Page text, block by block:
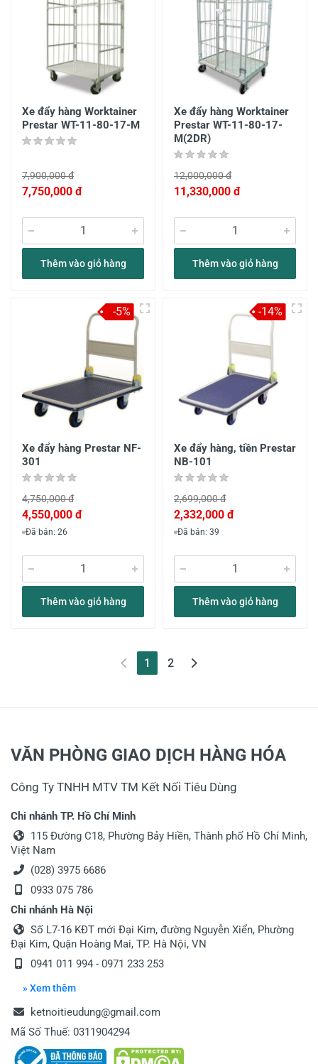
Xe đẩy hàng Worktainer
Prestar WT-11-80-17-M
7,900,000 đ
7,750,000 đ
Thêm vào giỏ hàng
Xe đẩy hàng Worktainer
Prestar WT-11-80-17-
M(2DR)
12,000,000 đ
11,330,000 đ
Thêm vào giỏ hàng
Xe đẩy hàng Prestar NF-
301
4,750,000 đ
4,550,000 đ
Đã bán: 26
Thêm vào giỏ hàng
-5%
Xe đẩy hàng, tiền Prestar
NB-101
2,699,000 đ
2,332,000 đ
Đã bán: 39
Thêm vào giỏ hàng
-14%
1 (current)
2
VĂN PHÒNG GIAO DỊCH HÀNG HÓA
Công Ty TNHH MTV TM Kết Nối Tiêu Dùng
Chi nhánh TP. Hồ Chí Minh
115 Đường C18, Phường Bảy Hiền, Thành phố Hồ Chí Minh,
Việt Nam
(028) 3975 6686
0933 075 786
Chi nhánh Hà Nội
Số L7-16 KĐT mới Đại Kim, đường Nguyễn Xiển, Phường
Đại Kim, Quận Hoàng Mai, TP. Hà Nội, VN
0941 011 994 - 0971 233 253
» Xem thêm
ketnoitieudung@gmail.com
Mã Số Thuế: 0311904294